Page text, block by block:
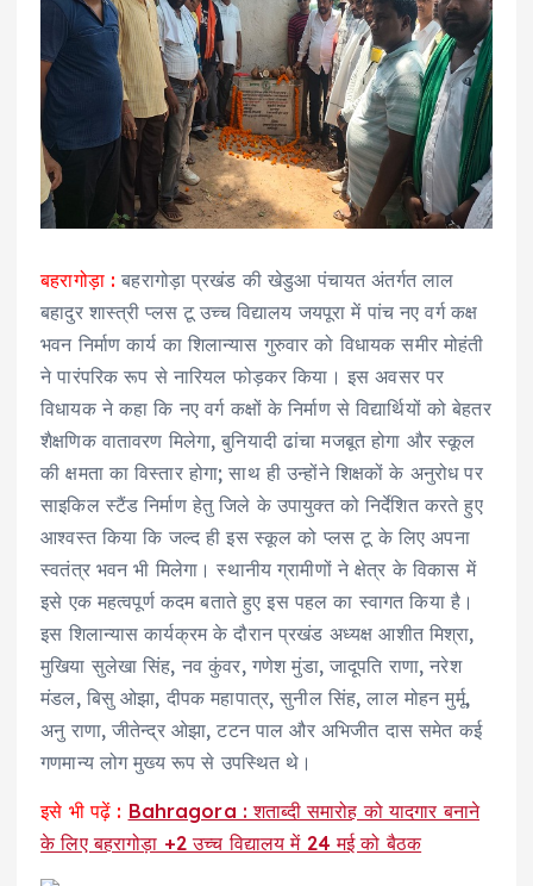
बहरागोड़ा : बहरागोड़ा प्रखंड की खेडुआ पंचायत अंतर्गत लाल
बहादुर शास्त्री प्लस टू उच्च विद्यालय जयपूरा में पांच नए वर्ग कक्ष
भवन निर्माण कार्य का शिलान्यास गुरुवार को विधायक समीर मोहंती
ने पारंपरिक रूप से नारियल फोड़कर किया। इस अवसर पर
विधायक ने कहा कि नए वर्ग कक्षों के निर्माण से विद्यार्थियों को बेहतर
शैक्षणिक वातावरण मिलेगा, बुनियादी ढांचा मजबूत होगा और स्कूल
की क्षमता का विस्तार होगा; साथ ही उन्होंने शिक्षकों के अनुरोध पर
साइकिल स्टैंड निर्माण हेतु जिले के उपायुक्त को निर्देशित करते हुए
आश्वस्त किया कि जल्द ही इस स्कूल को प्लस टू के लिए अपना
स्वतंत्र भवन भी मिलेगा। स्थानीय ग्रामीणों ने क्षेत्र के विकास में
इसे एक महत्वपूर्ण कदम बताते हुए इस पहल का स्वागत किया है।
इस शिलान्यास कार्यक्रम के दौरान प्रखंड अध्यक्ष आशीत मिश्रा,
मुखिया सुलेखा सिंह, नव कुंवर, गणेश मुंडा, जादूपति राणा, नरेश
मंडल, बिसु ओझा, दीपक महापात्र, सुनील सिंह, लाल मोहन मुर्मू,
अनु राणा, जीतेन्द्र ओझा, टटन पाल और अभिजीत दास समेत कई
गणमान्य लोग मुख्य रूप से उपस्थित थे।
इसे भी पढ़ें : Bahragora : शताब्दी समारोह को यादगार बनाने
के लिए बहरागोड़ा +2 उच्च विद्यालय में 24 मई को बैठक